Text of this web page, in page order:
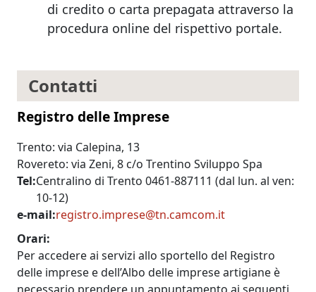
di credito o carta prepagata attraverso la
procedura online del rispettivo portale.
Contatti
Registro delle Imprese
Trento: via Calepina, 13
Rovereto: via Zeni, 8 c/o Trentino Sviluppo Spa
Tel Centralino di Trento 0461-887111 (dal lun. al ven:
10-12)
e-mail registro.imprese@tn.camcom.it
Orari
Per accedere ai servizi allo sportello del Registro
delle imprese e dell’Albo delle imprese artigiane è